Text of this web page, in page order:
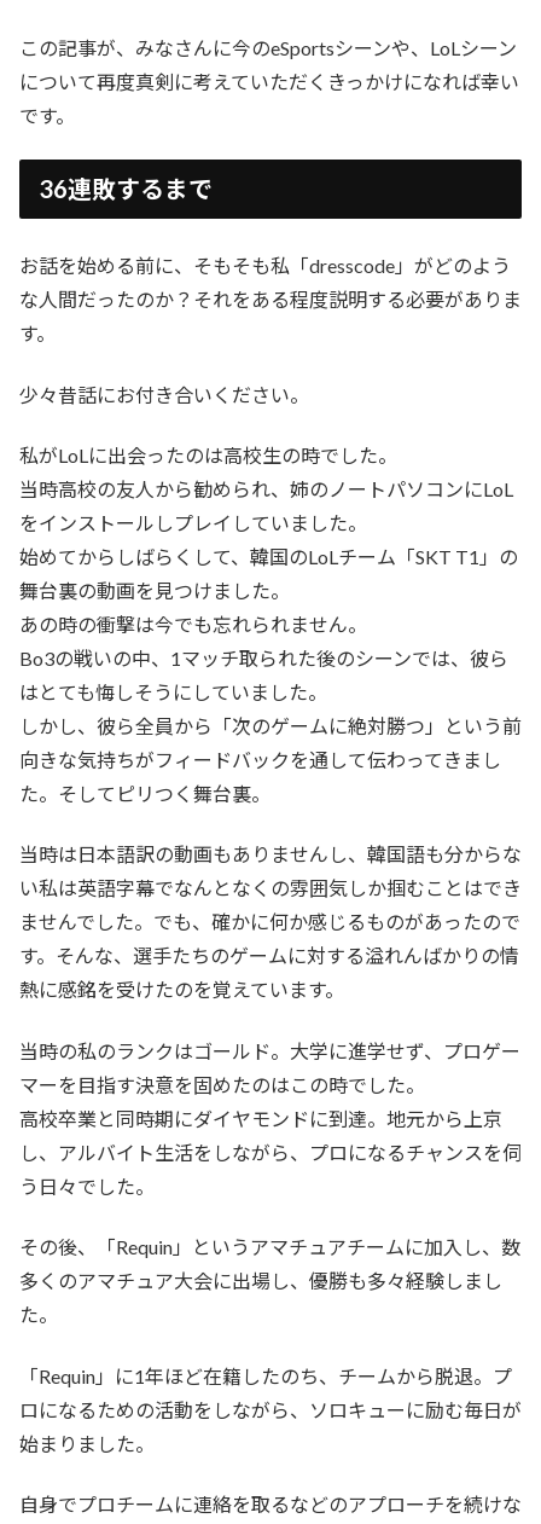
この記事が、みなさんに今のeSportsシーンや、LoLシーン
について再度真剣に考えていただくきっかけになれば幸い
です。
36連敗するまで
お話を始める前に、そもそも私「dresscode」がどのよう
な人間だったのか？それをある程度説明する必要がありま
す。
少々昔話にお付き合いください。
私がLoLに出会ったのは高校生の時でした。
当時高校の友人から勧められ、姉のノートパソコンにLoL
をインストールしプレイしていました。
始めてからしばらくして、韓国のLoLチーム「SKT T1」の
舞台裏の動画を見つけました。
あの時の衝撃は今でも忘れられません。
Bo3の戦いの中、1マッチ取られた後のシーンでは、彼ら
はとても悔しそうにしていました。
しかし、彼ら全員から「次のゲームに絶対勝つ」という前
向きな気持ちがフィードバックを通して伝わってきまし
た。そしてピリつく舞台裏。
当時は日本語訳の動画もありませんし、韓国語も分からな
い私は英語字幕でなんとなくの雰囲気しか掴むことはでき
ませんでした。でも、確かに何か感じるものがあったので
す。そんな、選手たちのゲームに対する溢れんばかりの情
熱に感銘を受けたのを覚えています。
当時の私のランクはゴールド。大学に進学せず、プロゲー
マーを目指す決意を固めたのはこの時でした。
高校卒業と同時期にダイヤモンドに到達。地元から上京
し、アルバイト生活をしながら、プロになるチャンスを伺
う日々でした。
その後、「Requin」というアマチュアチームに加入し、数
多くのアマチュア大会に出場し、優勝も多々経験しまし
た。
「Requin」に1年ほど在籍したのち、チームから脱退。プ
ロになるための活動をしながら、ソロキューに励む毎日が
始まりました。
自身でプロチームに連絡を取るなどのアプローチを続けな